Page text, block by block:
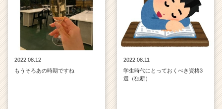
2022.08.12
もうそろあの時期ですね
2022.08.11
学生時代にとっておくべき資格3
選（独断）